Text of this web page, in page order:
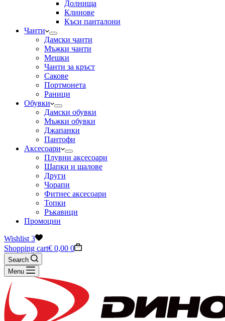
Долнища
Клинове
Къси панталони
Чанти
Дамски чанти
Мъжки чанти
Мешки
Чанти за кръст
Сакове
Портмонета
Раници
Обувки
Дамски обувки
Мъжки обувки
Джапанки
Пантофи
Аксесоари
Плувни аксесоари
Шапки и шалове
Други
Чорапи
Фитнес аксесоари
Топки
Ръкавици
Промоции
Wishlist 3
Shopping cart€ 0,00 0
Search
Menu